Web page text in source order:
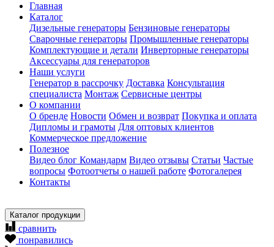
Главная
Каталог
Дизельные генераторы Бензиновые генераторы
Сварочные генераторы Промышленные генераторы
Комплектующие и детали Инверторные генераторы
Аксессуары для генераторов
Наши услуги
Генератор в рассрочку Доставка Консультация
специалиста Монтаж Сервисные центры
О компании
О бренде Новости Обмен и возврат Покупка и оплата
Дипломы и грамоты Для оптовых клиентов
Коммерческое предложение
Полезное
Видео блог Командарм Видео отзывы Статьи Частые
вопросы Фотоотчеты о нашей работе Фотогалерея
Контакты
Каталог продукции
сравнить
понравились